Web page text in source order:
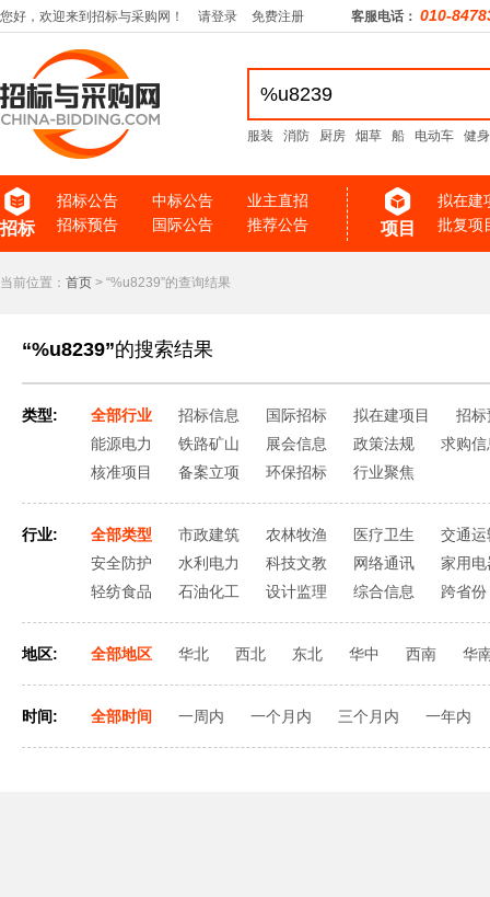
您好，欢迎来到招标与采购网！ 请登录 免费注册 客服电话： 010-
服装 消防 厨房 烟草 船 电动车 健
招标
招标公告 中标公告
业主直招
招标预告
国际公告 推荐公告 项目
拟在建
批复项
当前位置： 首页 > “%u8239”的查询结果
“%u8239”的搜索结果
类型: 全部行业 招标信息 国际招标 拟在建项目
招标
能源电力
铁路矿山 展会信息 政策法规
求购信
核准项目
备案立项 环保招标 行业聚焦
行业: 全部类型 市政建筑 农林牧渔 医疗卫生
交通运
安全防护
水利电力 科技文教 网络通讯
家用电
轻纺食品
石油化工 设计监理 综合信息 跨省份
地区: 全部地区 华北 西北 东北 华中 西南 华
时间: 全部时间 一周内 一个月内 三个月内 一年内